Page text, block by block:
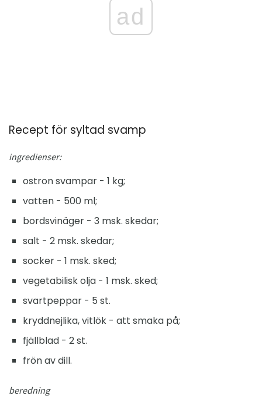
ad
Recept för syltad svamp
ingredienser:
ostron svampar - 1 kg;
vatten - 500 ml;
bordsvinäger - 3 msk. skedar;
salt - 2 msk. skedar;
socker - 1 msk. sked;
vegetabilisk olja - 1 msk. sked;
svartpeppar - 5 st.
kryddnejlika, vitlök - att smaka på;
fjällblad - 2 st.
frön av dill.
beredning